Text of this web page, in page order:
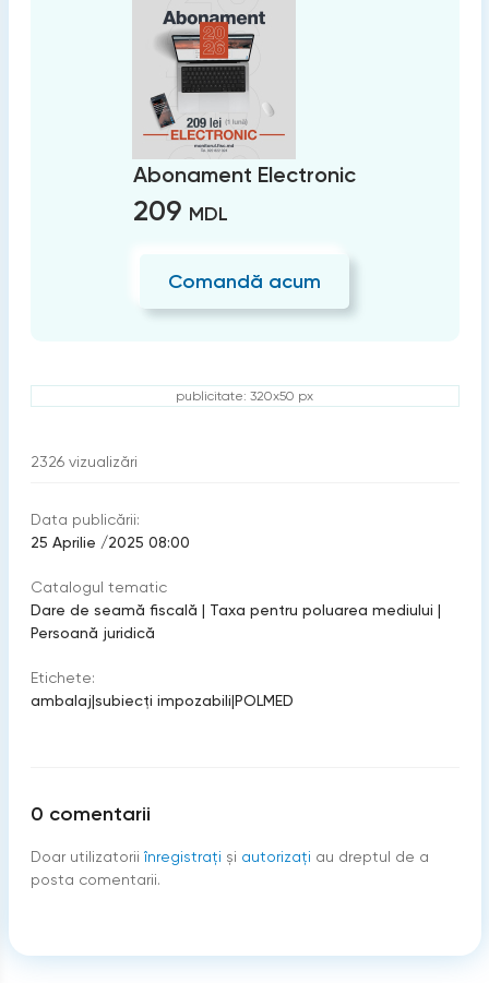
Abonament Electronic
209 MDL
Comandă acum
publicitate: 320x50 px
2326 vizualizări
Data publicării:
25 Aprilie /2025 08:00
Catalogul tematic
Dare de seamă fiscală | Taxa pentru poluarea mediului |
Persoană juridică
Etichete:
ambalaj|subiecți impozabili|POLMED
0 comentarii
Doar utilizatorii înregistraţi şi autorizați au dreptul de a
posta comentarii.